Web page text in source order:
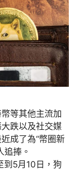
等其他主流加
跌以及社交媒
成了為“幣圈新
追捧。
到5月10日，狗